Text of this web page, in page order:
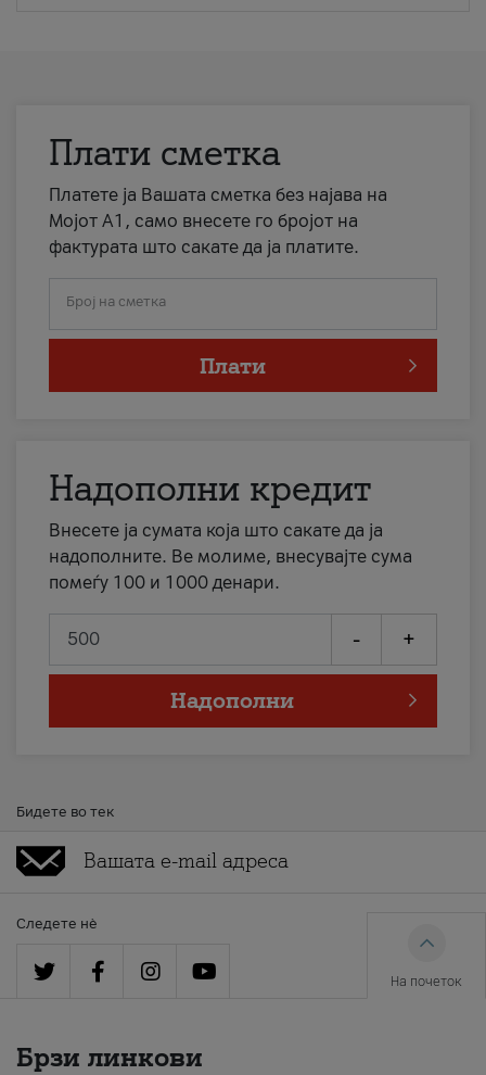
Плати сметка
Платете ја Вашата сметка без најава на
Мојот А1, само внесете го бројот на
фактурата што сакате да ја платите.
Број на сметка
Плати
Надополни кредит
Внесете ја сумата која што сакате да ја
надополните. Ве молиме, внесувајте сума
помеѓу 100 и 1000 денари.
- +
Надополни
Бидете во тек
Следете нè
На почеток
Брзи линкови